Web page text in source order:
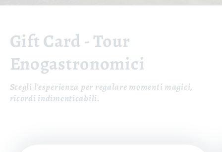
Gift Card - Tour
Enogastronomici
Scegli l'esperienza per regalare momenti magici,
ricordi indimenticabili.